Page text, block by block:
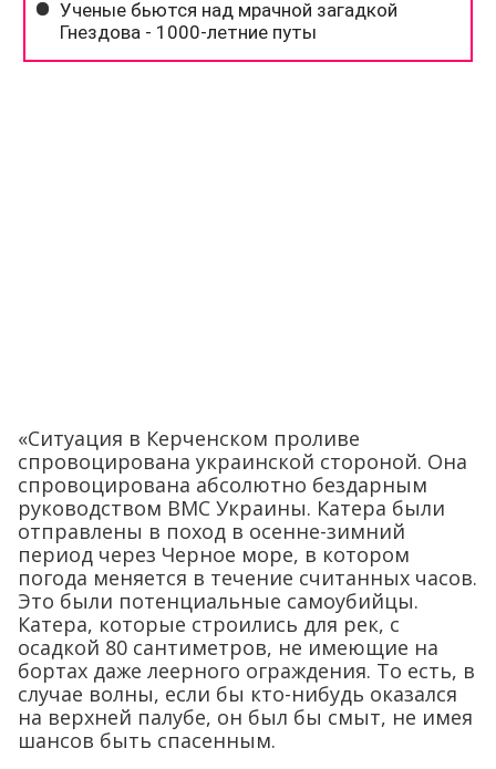
«Ситуация в Керченском проливе
спровоцирована украинской стороной. Она
спровоцирована абсолютно бездарным
руководством ВМС Украины. Катера были
отправлены в поход в осенне-зимний
период через Черное море, в котором
погода меняется в течение считанных часов.
Это были потенциальные самоубийцы.
Катера, которые строились для рек, с
осадкой 80 сантиметров, не имеющие на
бортах даже леерного ограждения. То есть, в
случае волны, если бы кто-нибудь оказался
на верхней палубе, он был бы смыт, не имея
шансов быть спасенным.